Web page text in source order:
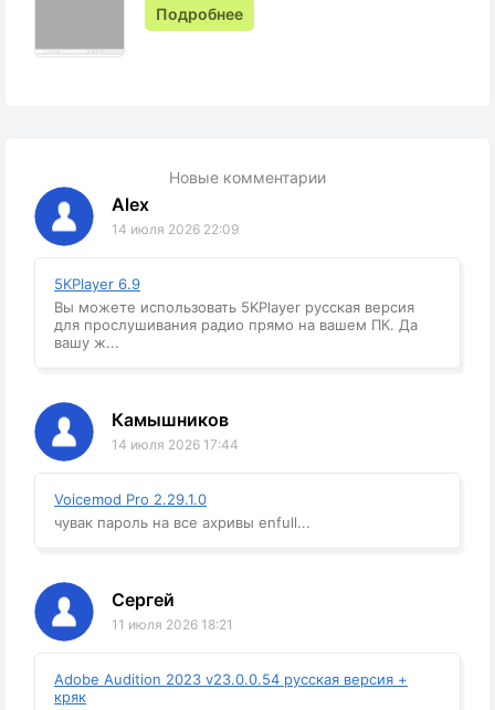
Подробнее
Новые комментарии
Alex
14 июля 2026 22:09
5KPlayer 6.9
Вы можете использовать 5KPlayer русская версия
для прослушивания радио прямо на вашем ПК. Да
вашу ж...
Камышников
14 июля 2026 17:44
Voicemod Pro 2.29.1.0
чувак пароль на все ахривы enfull...
Сергей
11 июля 2026 18:21
Adobe Audition 2023 v23.0.0.54 русская версия +
кряк